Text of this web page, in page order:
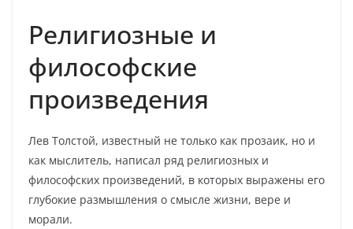
Религиозные и
философские
произведения
Лев Толстой, известный не только как прозаик, но и
как мыслитель, написал ряд религиозных и
философских произведений, в которых выражены его
глубокие размышления о смысле жизни, вере и
морали.